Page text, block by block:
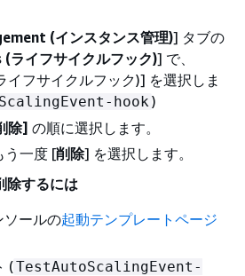
(インスタンス管理)] タブの
ライフサイクルフック)] で、
フサイクルフック)] を選択しま
hook )
除] の順に選択します。
う一度 [削除] を選択します。
除するには
ソールの起動テンプレートページ
(TestAutoScalingEvent-